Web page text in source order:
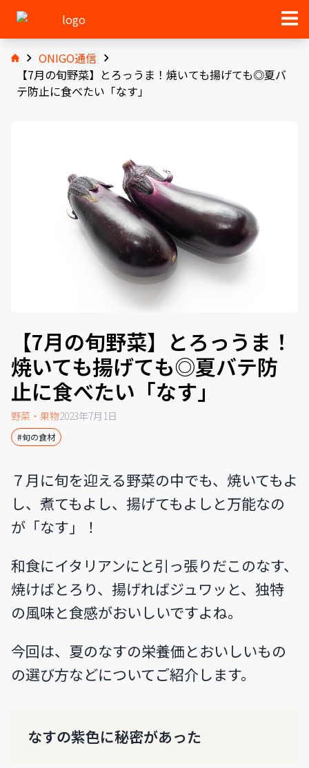
ONIGO通信
【7月の旬野菜】とろっうま！焼いても揚げても◎夏バ
テ防止に食べたい「なす」
【7月の旬野菜】とろっうま！
焼いても揚げても◎夏バテ防
止に食べたい「なす」
野菜・果物2023年7月1日
#旬の食材
７月に旬を迎える野菜の中でも、焼いてもよ
し、煮てもよし、揚げてもよしと万能なの
が「なす」！
和食にイタリアンにと引っ張りだこのなす、
焼けばとろり、揚げればジュワッと、独特
の風味と食感がおいしいですよね。
今回は、夏のなすの栄養価とおいしいもの
の選び方などについてご紹介します。
なすの紫色に秘密があった